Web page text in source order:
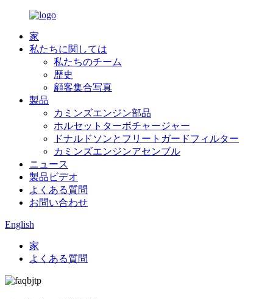
家
私たちに関しては
私たちのチーム
歴史
顧客集合写真
製品
カミンズエンジン部品
ホルセットターボチャージャー
ドナルドソンとフリートガードフィルター
カミンズエンジンアセンブル
ニュース
製品ビデオ
よくある質問
お問い合わせ
English
家
よくある質問